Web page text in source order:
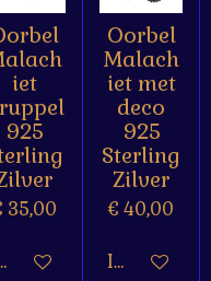
iet
925
35,00
winkelwagen
Oorbel
Malach
iet met
deco
925
Sterling
Zilver
€ 40,00
In